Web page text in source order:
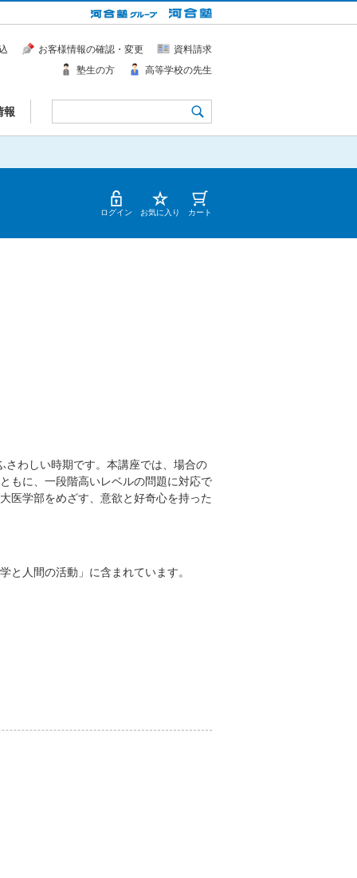
報
お客様情報の確認・変更
資料請求
塾生の方
高等学校の先生
ログイン お気に入り カート
わしい時期です。本講座では、場合の
もに、一段階高いレベルの問題に対応で
医学部をめざす、意欲と好奇心を持った
人間の活動」に含まれています。